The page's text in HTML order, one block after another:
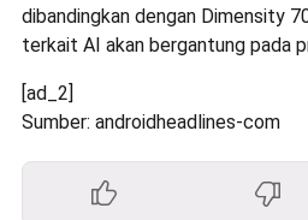
dibandingkan dengan Dimensity
terkait AI akan bergantung pada
[ad_2]
Sumber: androidheadlines-com